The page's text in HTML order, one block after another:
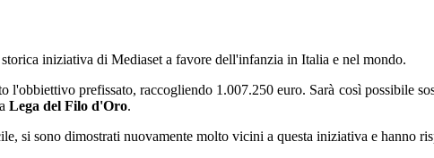
storica iniziativa di Mediaset a favore dell'infanzia in Italia e nel mondo.
prefissato, raccogliendo 1.007.250 euro. Sarà così possibile
Lega del Filo d'Oro.
si sono dimostrati nuovamente molto vicini a questa iniziativa e hanno